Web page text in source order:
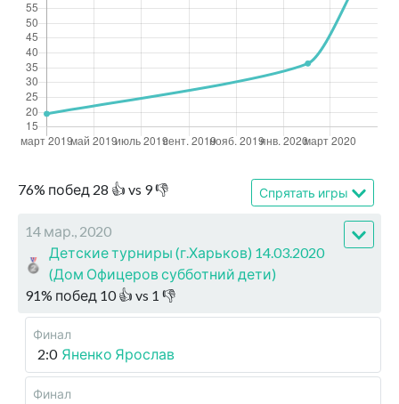
76% побед 28 👍 vs 9👎 Спрятать игры
14 мар., 2020
Детские турниры (г.Харьков) 14.03.2020
(Дом Офицеров субботний дети)
91% побед 10👍 vs 1 👎
Финал
2:0 Яненко Ярослав
Финал